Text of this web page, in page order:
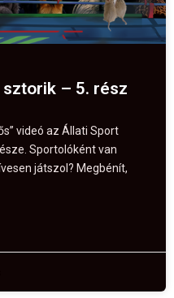
– 5. rész
videó az Állati Sport
Sportolóként van
játszol? Megbénít,